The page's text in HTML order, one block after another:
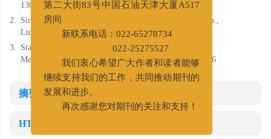
130062
2. Sinopec Research Institute of Petroleum Engineering Co.,
Ltd., Beijing 102206
3. State Key Laboratory of Shale Oil and Gas Enrichment
Mechanisms and Effective Development, Beijing 102206
摘要
HTML全文
第二大街83号中国石油天津大厦A517
房间
新联系电话：022-65278734
022-25275527
我们衷心希望广大作者和读者能够
继续支持我们的工作，共同推动期刊的
发展和进步。
再次感谢您对期刊的关注和支持！